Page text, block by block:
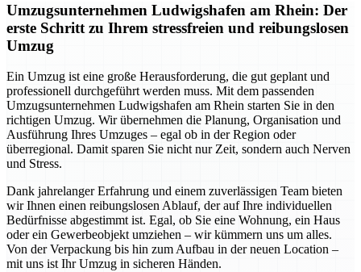
Umzugsunternehmen Ludwigshafen am Rhein: Der
erste Schritt zu Ihrem stressfreien und reibungslosen
Umzug
Ein Umzug ist eine große Herausforderung, die gut geplant und
professionell durchgeführt werden muss. Mit dem passenden
Umzugsunternehmen Ludwigshafen am Rhein starten Sie in den
richtigen Umzug. Wir übernehmen die Planung, Organisation und
Ausführung Ihres Umzuges – egal ob in der Region oder
überregional. Damit sparen Sie nicht nur Zeit, sondern auch Nerven
und Stress.
Dank jahrelanger Erfahrung und einem zuverlässigen Team bieten
wir Ihnen einen reibungslosen Ablauf, der auf Ihre individuellen
Bedürfnisse abgestimmt ist. Egal, ob Sie eine Wohnung, ein Haus
oder ein Gewerbeobjekt umziehen – wir kümmern uns um alles.
Von der Verpackung bis hin zum Aufbau in der neuen Location –
mit uns ist Ihr Umzug in sicheren Händen.